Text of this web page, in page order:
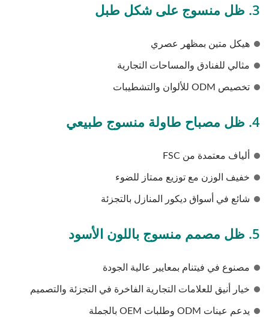
3. ظل منسوج على شكل طبل
هيكل متين بمظهر عصري
مثالي للفنادق والمساحات التجارية
تخصيص ODM للألوان والتشطيبات
4. ظل مصباح طاولة منسوج طبيعي
ألياف معتمدة من FSC
خفيف الوزن مع توزيع ممتاز للضوء
شائع في أسواق ديكور المنازل بالتجزئة
5. ظل مصمم منسوج باللون الأسود
مصنوع في فيتنام بمعايير عالية الجودة
خيار أنيق للعلامات التجارية الفاخرة في التجزئة والتصميم
يدعم عينات ODM وطلبات OEM بالجملة